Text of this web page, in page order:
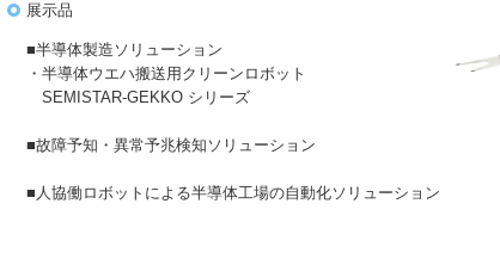
展示品
■半導体製造ソリューション
・ 半導体ウエハ搬送用クリーンロボット
SEMISTAR-GEKKO シリーズ
■故障予知・異常予兆検知ソリューション
■人協働ロボットによる半導体工場の自動化ソリューション